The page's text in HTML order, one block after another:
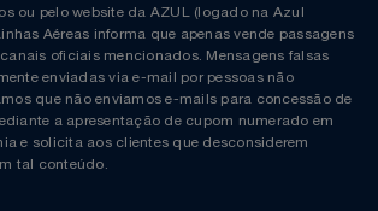
ou pelo website da AZUL (logado na Azul
Aéreas informa que apenas vende passagens
oficiais mencionados. Mensagens falsas
enviadas via e-mail por pessoas não
que não enviamos e-mails para concessão de
a apresentação de cupom numerado em
e solicita aos clientes que desconsiderem
tal conteúdo.